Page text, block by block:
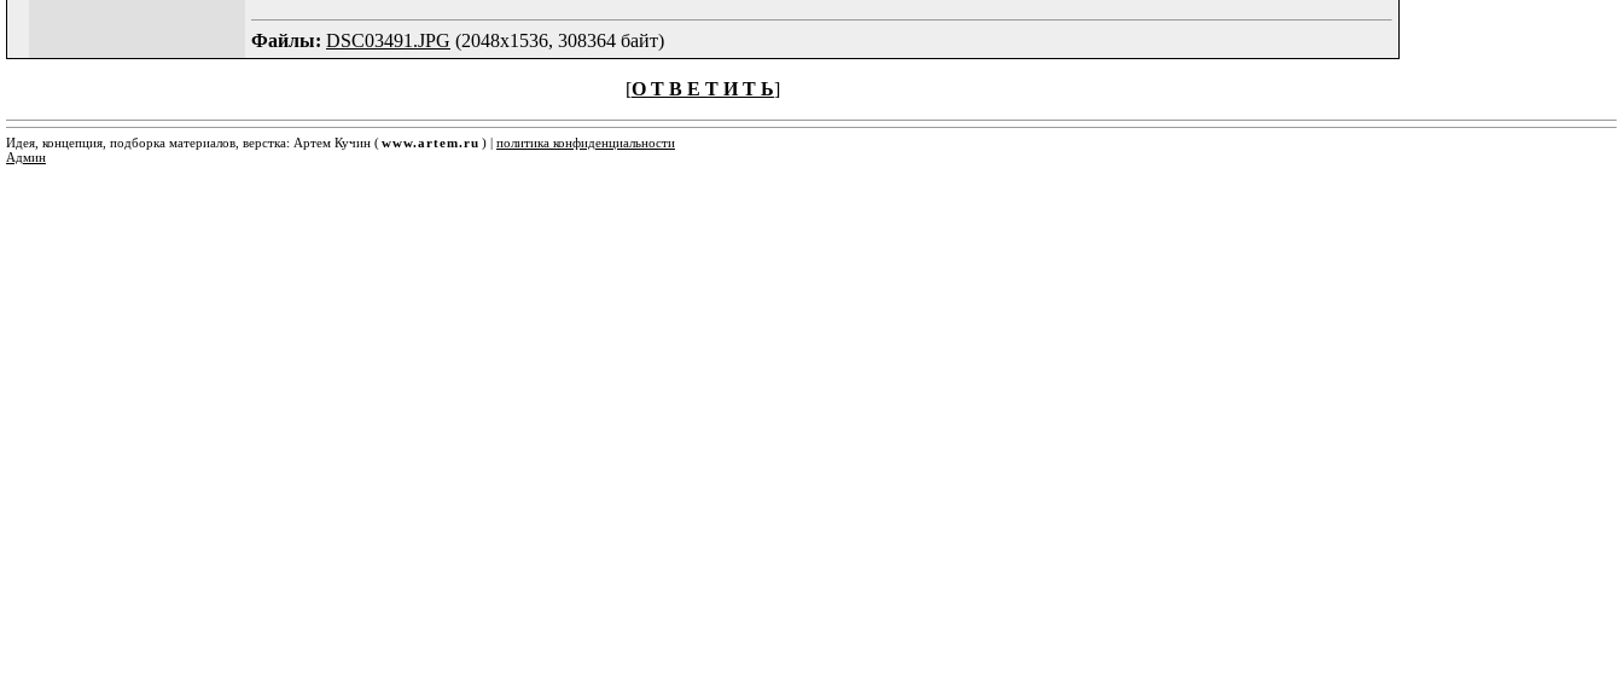
Файлы: DSC03491.JPG (2048x1536, 308364 байт)
[О Т В Е Т И Т Ь]
Идея, концепция, подборка материалов, верстка: Артем Кучин (www.artem.ru ) | политика конфиденциальности
Админ